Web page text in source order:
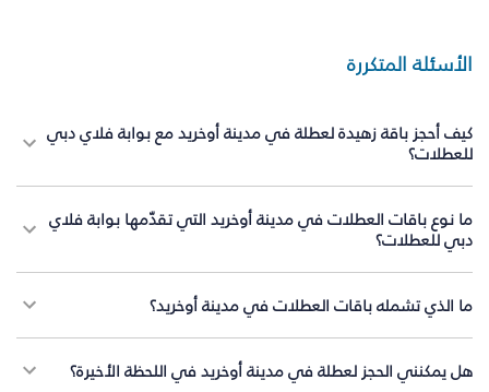
الأسئلة المتكررة
كيف أحجز باقة زهيدة لعطلة في مدينة أوخريد مع بوابة فلاي دبي
للعطلات؟
ما نوع باقات العطلات في مدينة أوخريد التي تقدّمها بوابة فلاي
دبي للعطلات؟
ما الذي تشمله باقات العطلات في مدينة أوخريد؟
هل يمكنني الحجز لعطلة في مدينة أوخريد في اللحظة الأخيرة؟